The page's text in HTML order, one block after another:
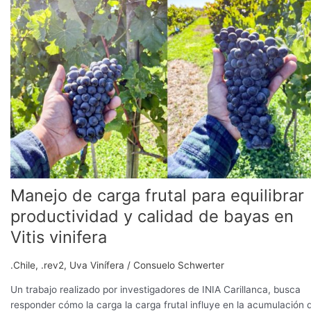
Manejo de carga frutal para equilibrar
productividad y calidad de bayas en
Vitis vinifera
.Chile, .rev2, Uva Vinífera / Consuelo Schwerter
Un trabajo realizado por investigadores de INIA Carillanca, busca
responder cómo la carga la carga frutal influye en la acumulación
carga
frutal
para
equilibrar
productividad
y
calidad
de
bayas
en
Vitis
vinifera